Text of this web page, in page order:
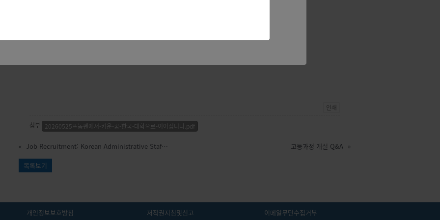
인쇄
첨부 20260525프놈펜에서-키운-꿈-한국-대학으로-이어집니다.pdf
« Job Recruitment: Korean Administrative Staff(~6.4.) 고등과정 개설 Q&A »
목록보기
개인정보보호방침 저작권지침및신고 이메일무단수집거부